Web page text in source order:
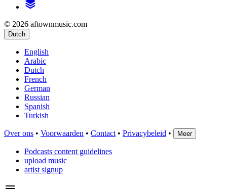
© 2026 aftownmusic.com
Dutch
English
Arabic
Dutch
French
German
Russian
Spanish
Turkish
Over ons • Voorwaarden • Contact • Privacybeleid • Meer
Podcasts content guidelines
upload music
artist signup